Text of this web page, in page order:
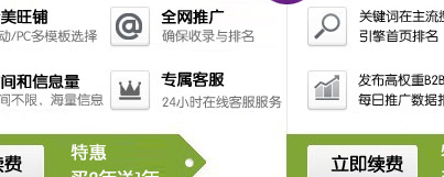
系统会及时发出预警信号，以便采取相应的措施，保障工作安
录与分析：系统可以对塔机的工作数据进行记录和分析，包括
供依据。
管理：系统可以设置不同级别的权限，确保只有授权人员才能进
界面：系统的界面直观、简洁，操作方便，可以实时显示塔机